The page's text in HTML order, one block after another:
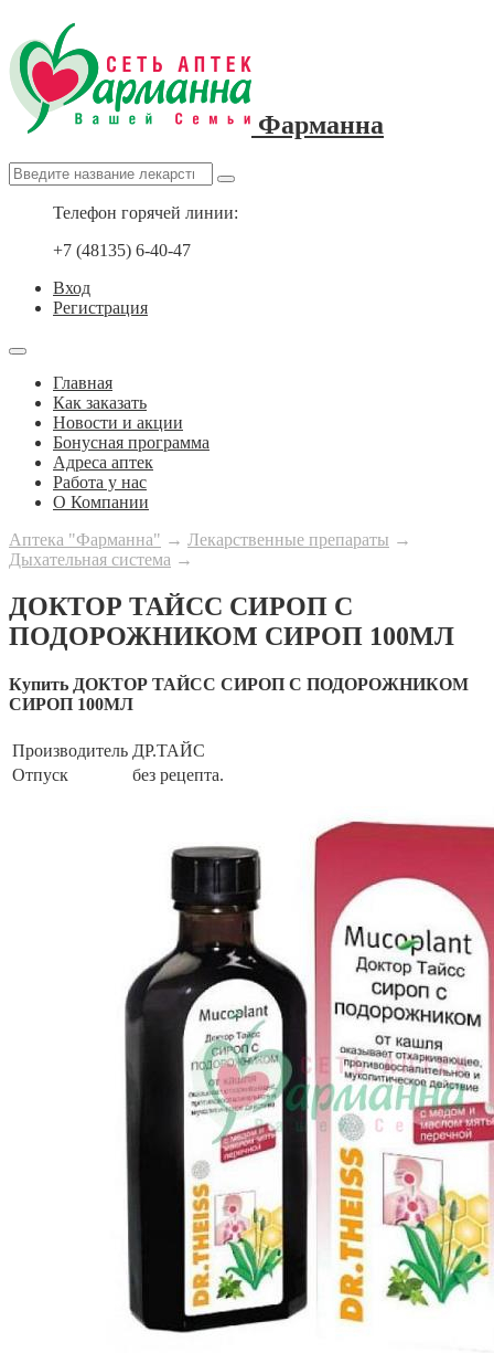
Фарманна
Телефон горячей линии:
+7 (48135) 6-40-47
Вход
Регистрация
Главная
Как заказать
Новости и акции
Бонусная программа
Адреса аптек
Работа у нас
О Компании
Аптека "Фарманна" → Лекарственные препараты →
Дыхательная система →
ДОКТОР ТАЙСС СИРОП С
ПОДОРОЖНИКОМ СИРОП 100МЛ
Купить ДОКТОР ТАЙСС СИРОП С ПОДОРОЖНИКОМ
СИРОП 100МЛ
Производитель ДР.ТАЙС
Отпуск
без рецепта.